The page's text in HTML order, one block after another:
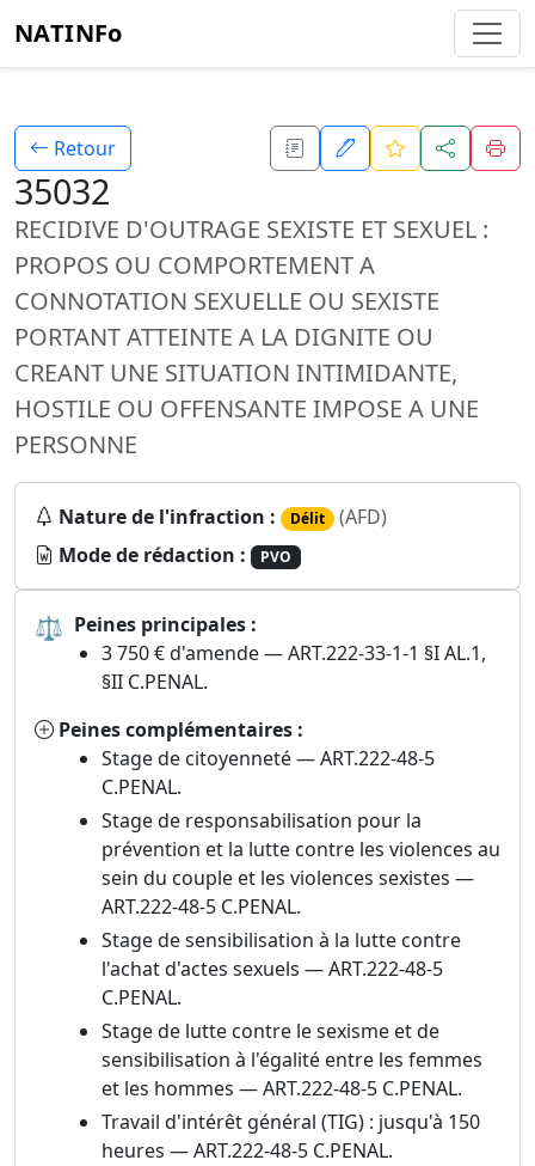
NATINFo
Retour
35032
RECIDIVE D'OUTRAGE SEXISTE ET SEXUEL :
PROPOS OU COMPORTEMENT A
CONNOTATION SEXUELLE OU SEXISTE
PORTANT ATTEINTE A LA DIGNITE OU
CREANT UNE SITUATION INTIMIDANTE,
HOSTILE OU OFFENSANTE IMPOSE A UNE
PERSONNE
Nature de l'infraction : Délit (AFD)
Mode de rédaction :
PVO
⚖ Peines principales :
3 750 € d'amende — ART.222-33-1-1 §I AL.1,
§II C.PENAL.
Peines complémentaires :
Stage de citoyenneté — ART.222-48-5
C.PENAL.
Stage de responsabilisation pour la
prévention et la lutte contre les violences au
sein du couple et les violences sexistes —
ART.222-48-5 C.PENAL.
Stage de sensibilisation à la lutte contre
l'achat d'actes sexuels — ART.222-48-5
C.PENAL.
Stage de lutte contre le sexisme et de
sensibilisation à l'égalité entre les femmes
et les hommes — ART.222-48-5 C.PENAL.
Travail d'intérêt général (TIG) : jusqu'à 150
heures — ART.222-48-5 C.PENAL.